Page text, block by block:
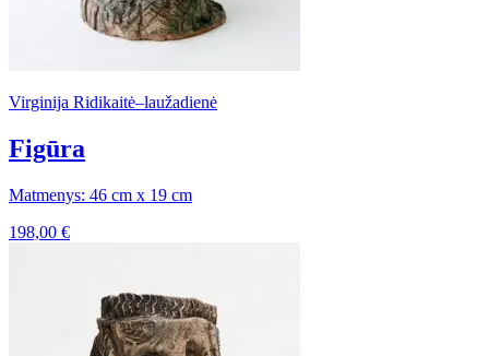
Virginija Ridikaitė–laužadienė
Figūra
Matmenys: 46 cm x 19 cm
198,00 €